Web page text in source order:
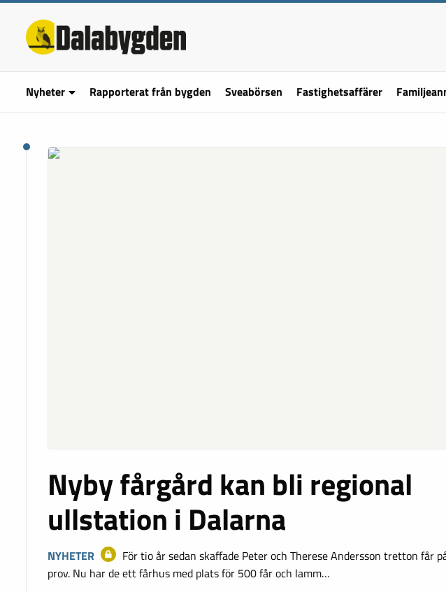
Nyheter Rapporterat från bygden Sveabörsen Fastighetsaffärer
Nyby fårgård kan bli regional
ullstation i Dalarna
NYHETER
För tio år sedan skaffade Peter och Therese Andersson tretton får
prov. Nu har de ett fårhus med plats för 500 får och lamm…